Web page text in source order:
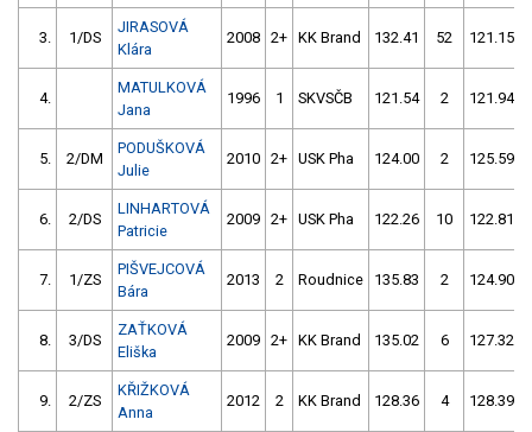
3. 1/DS
JIRASOVÁ
Klára
2008 2+ KK Brand 132.41 52 121.15
4.
MATULKOVÁ
Jana
1996 1 SKVSČB 121.54 2 121.94
5. 2/DM
PODUŠKOVÁ
Julie
2010 2+ USK Pha 124.00 2 125.59
6. 2/DS
LINHARTOVÁ
Patricie
2009 2+ USK Pha 122.26 10 122.81
7. 1/ZS
PIŠVEJCOVÁ
Bára
2013 2 Roudnice 135.83 2 124.90
8. 3/DS
ZAŤKOVÁ
Eliška
2009 2+ KK Brand 135.02 6 127.32
9. 2/ZS
KŘIŽKOVÁ
Anna
2012 2 KK Brand 128.36 4 128.39